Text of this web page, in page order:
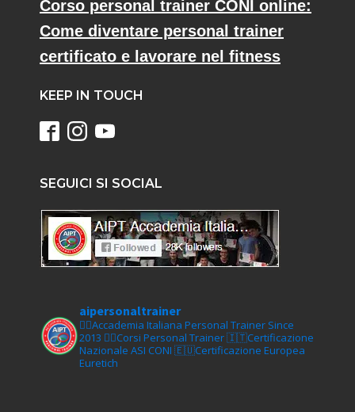
Corso personal trainer CONI online:
Come diventare personal trainer
certificato e lavorare nel fitness
KEEP IN TOUCH
SEGUICI SI SOCIAL
aipersonaltrainer
🏋‍♀️Accademia Italiana Personal Trainer Since
2013 🏋‍♂️Corsi Personal Trainer🇮🇹Certificazione
Nazionale ASI CONI 🇪🇺Certificazione Europea
Euretich